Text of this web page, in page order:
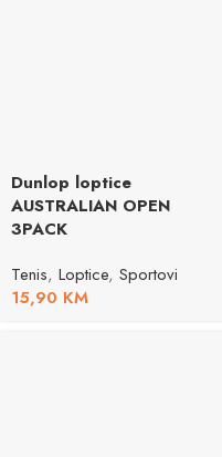
Dunlop loptice
AUSTRALIAN OPEN
3PACK
Tenis, Loptice, Sportovi
15,90 KM